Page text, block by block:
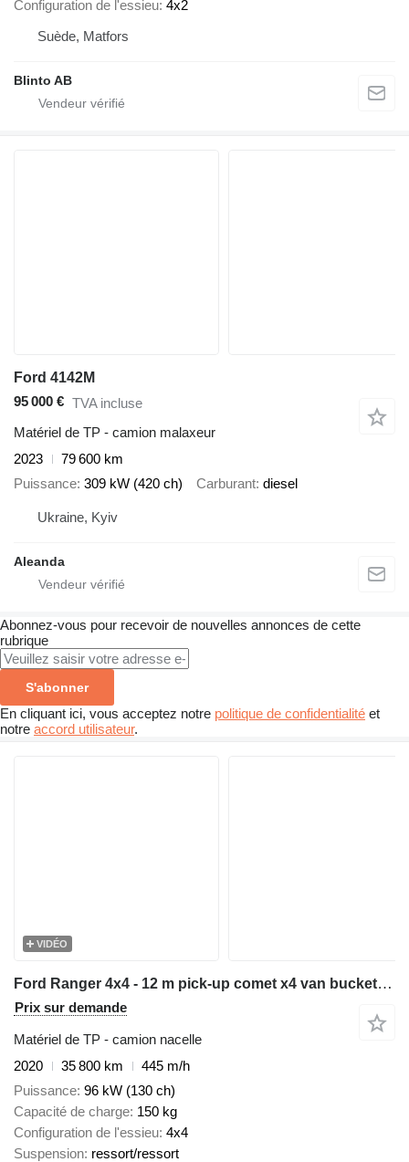
Configuration de l'essieu 4x2
Suède, Matfors
Blinto AB
Ford 4142M
95 000 € TVA incluse
Matériel de TP - camion malaxeur
2023
79 600 km
Puissance 309 kW (420 ch) Carburant diesel
Ukraine, Kyiv
Aleanda
Abonnez-vous pour recevoir de nouvelles annonces de cette
rubrique
S'abonner
En cliquant ici, vous acceptez notre politique de confidentialité et
notre accord utilisateur.
VIDÉO
Ford Ranger 4x4 - 12 m pick-up comet x4 van bucket truck boom lift po
Prix sur demande
Matériel de TP - camion nacelle
2020
35 800 km
445 m/h
Puissance 96 kW (130 ch)
Capacité de charge 150 kg
Configuration de l'essieu 4x4
Suspension ressort/ressort